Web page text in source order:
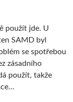
použít jde. U
SAMD byl
se spotřebou
zásadního
použít, takže